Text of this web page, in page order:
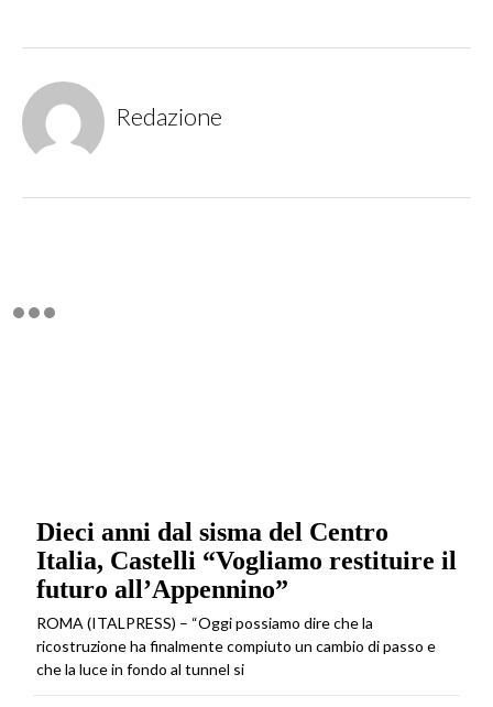
Redazione
Dieci anni dal sisma del Centro
Italia, Castelli “Vogliamo restituire il
futuro all’Appennino”
ROMA (ITALPRESS) – “Oggi possiamo dire che la
ricostruzione ha finalmente compiuto un cambio di passo e
che la luce in fondo al tunnel si